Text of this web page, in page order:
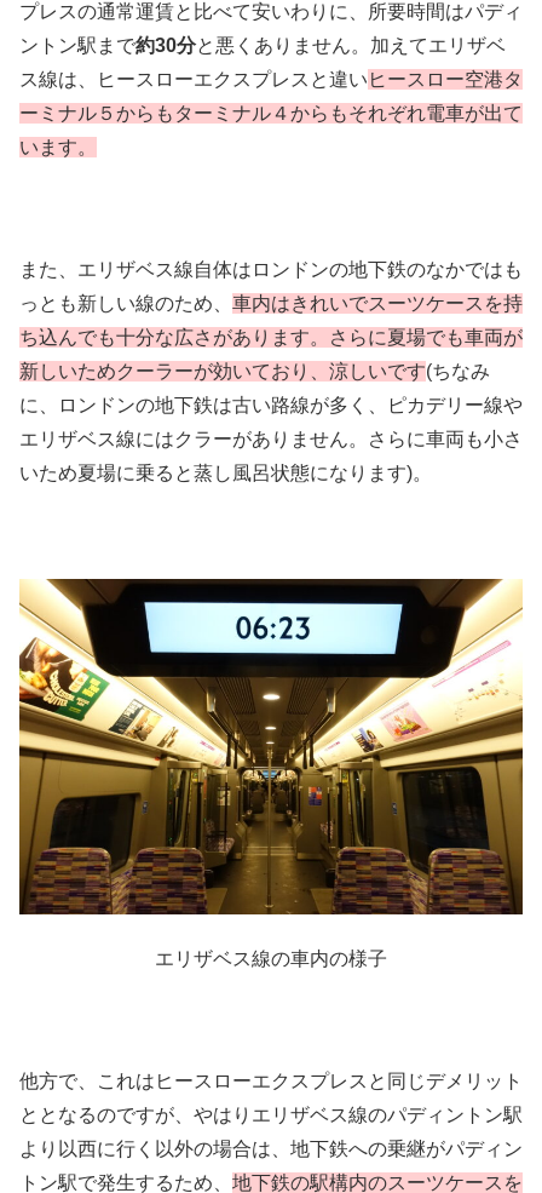
プレスの通常運賃と比べて安いわりに、所要時間はパディ
ントン駅まで約30分と悪くありません。加えてエリザベ
ス線は、ヒースローエクスプレスと違い ヒースロー空港タ
ーミナル５からもターミナル４からもそれぞれ電車が出て
います。
また、エリザベス線自体はロンドンの地下鉄のなかではも
っとも新しい線のため、 車内はきれいでスーツケースを持
ち込んでも十分な広さがあります。さらに夏場でも車両が
新しいためクーラーが効いており、涼しいです(ちなみ
に、ロンドンの地下鉄は古い路線が多く、ピカデリー線や
エリザベス線にはクラーがありません。さらに車両も小さ
いため夏場に乗ると蒸し風呂状態になります)。
エリザベス線の車内の様子
他方で、これはヒースローエクスプレスと同じデメリット
ととなるのですが、やはりエリザベス線のパディントン駅
より以西に行く以外の場合は、地下鉄への乗継がパディン
トン駅で発生するため、 地下鉄の駅構内のスーツケースを